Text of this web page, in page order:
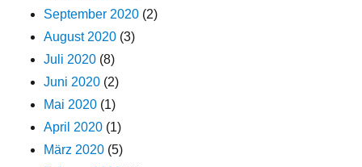
September 2020 (2)
August 2020 (3)
Juli 2020 (8)
Juni 2020 (2)
Mai 2020 (1)
April 2020 (1)
März 2020 (5)